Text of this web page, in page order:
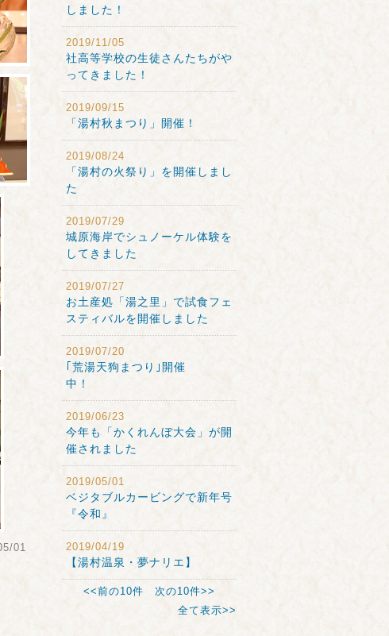
01
しました！
2019/11/05
社高等学校の生徒さんたちがや
ってきました！
2019/09/15
「湯村秋まつり」開催！
2019/08/24
「湯村の火祭り」を開催しまし
た
2019/07/29
城原海岸でシュノーケル体験を
してきました
2019/07/27
お土産処「湯之里」で試食フェ
スティバルを開催しました
2019/07/20
｢荒湯天狗まつり｣開催
中！
2019/06/23
今年も「かくれんぼ大会」が開
催されました
2019/05/01
ベジタブルカービングで新年号
『令和』
2019/04/19
【湯村温泉・夢ナリエ】
<<前の10件
次の10件>>
全て表示>>